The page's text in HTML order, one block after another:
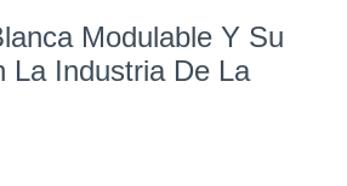
Modulable Y Su
La Industria De La